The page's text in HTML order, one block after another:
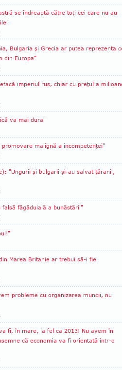
se îndreaptă către toţi cei care nu au
Bulgaria şi Grecia ar putea reprezenta
din Europa"
imperiul rus, chiar cu preţul a
va mai dura"
promovare malignă a incompetenţei"
"Ungurii şi bulgarii şi-au salvat ţăranii,
falsă făgăduială a bunăstării"
din Marea Britanie ar trebui să-i fie
probleme cu organizarea muncii, nu
fi, în mare, la fel ca 2013! Nu avem în
că economia va fi orientată într-o